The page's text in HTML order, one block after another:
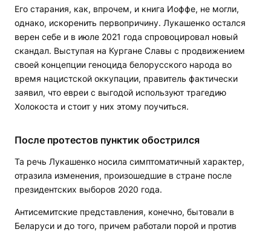
Его старания, как, впрочем, и книга Иоффе, не могли,
однако, искоренить первопричину. Лукашенко остался
верен себе и в июле 2021 года спровоцировал новый
скандал. Выступая на Кургане Славы с продвижением
своей концепции геноцида белорусского народа во
время нацистской оккупации, правитель фактически
заявил, что евреи с выгодой используют трагедию
Холокоста и стоит у них этому поучиться.
После протестов пунктик обострился
Та речь Лукашенко носила симптоматичный характер,
отразила изменения, произошедшие в стране после
президентских выборов 2020 года.
Антисемитские представления, конечно, бытовали в
Беларуси и до того, причем работали порой и против